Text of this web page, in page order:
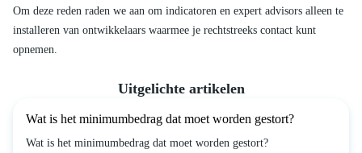
Om deze reden raden we aan om indicatoren en expert advisors alleen te
installeren van ontwikkelaars waarmee je rechtstreeks contact kunt
opnemen.
Uitgelichte artikelen
Wat is het minimumbedrag dat moet worden gestort?
Wat is het minimumbedrag dat moet worden gestort?